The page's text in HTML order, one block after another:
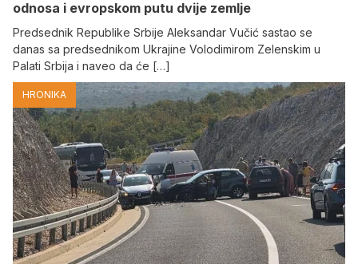
odnosa i evropskom putu dvije zemlje
Predsednik Republike Srbije Aleksandar Vučić sastao se
danas sa predsednikom Ukrajine Volodimirom Zelenskim u
Palati Srbija i naveo da će […]
HRONIKA